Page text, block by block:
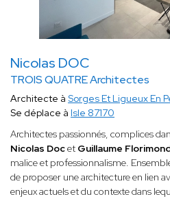
Nicolas DOC
TROIS QUATRE Architectes
Architecte à Sorges Et Ligueux En
Se déplace à Isle 87170
Architectes passionnés, complices
Nicolas Docet Guillaume
malice et professionnalisme.
de proposer une architecture en lien
enjeux actuels et du contexte dans